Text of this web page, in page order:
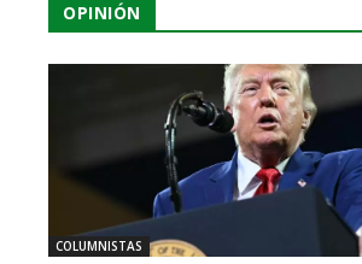
OPINIÓN
COLUMNISTAS